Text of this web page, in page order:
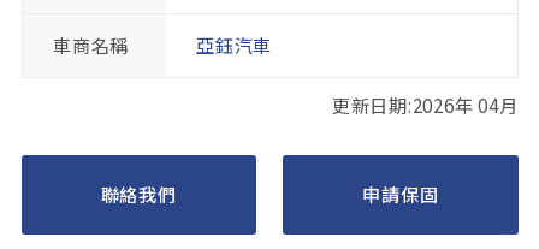
車商名稱 亞鈺汽車
更新日期:2026年 04月
聯絡我們 申請保固